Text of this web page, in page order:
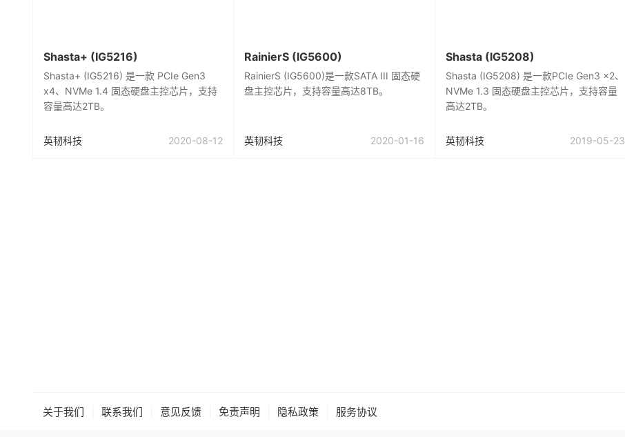
Shasta+ (IG5216)
Shasta+ (IG5216) 是一款 PCIe Gen3
x4、NVMe 1.4 固态硬盘主控芯片，支持
容量高达2TB。
英韧科技 2020-08-12
RainierS (IG5600)
RainierS (IG5600)是一款SATA III 固态硬
盘主控芯片，支持容量高达8TB。
英韧科技 2020-01-16
Shasta (IG5208)
Shasta (IG5208) 是一款PCIe Gen3 x2、
NVMe 1.3 固态硬盘主控芯片，支持容量
高达2TB。
英韧科技 2019-05-23
关于我们 联系我们 意见反馈 免责声明 隐私政策 服务协议